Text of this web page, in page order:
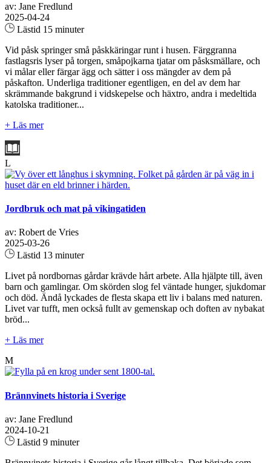
av: Jane Fredlund
2025-04-24
Lästid 15 minuter
Vid påsk springer små påskkäringar runt i husen. Färggranna
fastlagsris lyser på torgen, småpojkarna tjatar om påsksmällare, och
vi målar eller färgar ägg och sätter i oss mängder av dem på
påskafton. Underliga traditioner egentligen, en del av dem har
skrämmande bakgrund i vidskepelse och häxtro, andra i medeltida
katolska traditioner...
+ Läs mer
L
Jordbruk och mat på vikingatiden
av: Robert de Vries
2025-03-26
Lästid 13 minuter
Livet på nordbornas gårdar krävde hårt arbete. Alla hjälpte till, även
barn och gamlingar. Om skörden slog fel väntade hunger, sjukdomar
och död. Ändå lyckades de flesta skapa ett liv i balans med naturen.
Livet var tufft, men också fullt av gemenskap och doften av nybakat
bröd...
+ Läs mer
M
Brännvinets historia i Sverige
av: Jane Fredlund
2024-10-21
Lästid 9 minuter